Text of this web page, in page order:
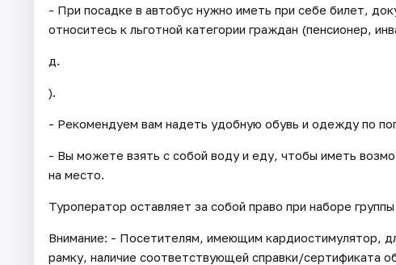
- При посадке в автобус нужно иметь при себе билет,
относитесь к льготной категории граждан (пенсионер,
д.
).
- Рекомендуем вам надеть удобную обувь и одежду по
- Вы можете взять с собой воду и еду, чтобы иметь
на место.
Туроператор оставляет за собой право при наборе
Внимание: - Посетителям, имеющим кардиостимулятор,
рамку, наличие соответствующей справки/сертификата